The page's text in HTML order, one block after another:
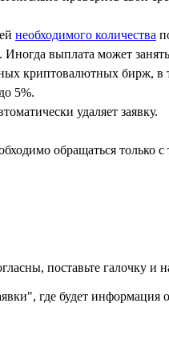
необходимого количества
выплата может
криптовалютных бирж, в
5%.
удаляет заявку.
обращаться только
поставьте галочку и
где будет информация